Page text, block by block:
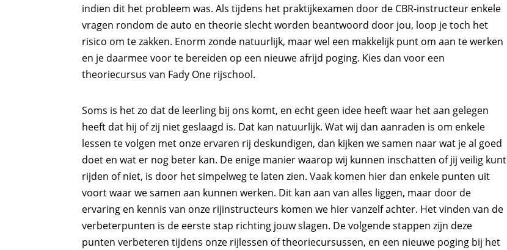
indien dit het probleem was. Als tijdens het praktijkexamen door de CBR-instructeur enkele
vragen rondom de auto en theorie slecht worden beantwoord door jou, loop je toch het
risico om te zakken. Enorm zonde natuurlijk, maar wel een makkelijk punt om aan te werken
en je daarmee voor te bereiden op een nieuwe afrijd poging. Kies dan voor een
theoriecursus van Fady One rijschool.
Soms is het zo dat de leerling bij ons komt, en echt geen idee heeft waar het aan gelegen
heeft dat hij of zij niet geslaagd is. Dat kan natuurlijk. Wat wij dan aanraden is om enkele
lessen te volgen met onze ervaren rij deskundigen, dan kijken we samen naar wat je al goed
doet en wat er nog beter kan. De enige manier waarop wij kunnen inschatten of jij veilig kunt
rijden of niet, is door het simpelweg te laten zien. Vaak komen hier dan enkele punten uit
voort waar we samen aan kunnen werken. Dit kan aan van alles liggen, maar door de
ervaring en kennis van onze rijinstructeurs komen we hier vanzelf achter. Het vinden van de
verbeterpunten is de eerste stap richting jouw slagen. De volgende stappen zijn deze
punten verbeteren tijdens onze rijlessen of theoriecursussen, en een nieuwe poging bij het